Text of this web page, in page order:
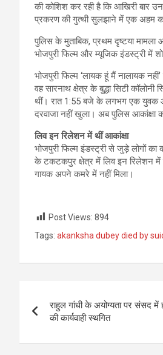
की कोशिश कर रही है कि आखिरी बार
प्रकरण की गुत्थी सुलझाने में एक अहम
पुलिस के मुताबिक, प्रथम दृष्टया मामला
भोजपुरी फिल्म और म्यूजिक इंडस्ट्री में
भोजपुरी फिल्म ‘लायक हूं मैं नालायक
वह सारनाथ क्षेत्र के बुद्धा सिटी
थीं। रात 1:55 बजे के लगभग एक युवक
दरवाजा नहीं खुला। अब पुलिस
लिव इन रिलेशन में थीं आकांक्षा
भोजपुरी फिल्म इंडस्ट्री से जुड़े लोगों का
के टकटकपुर क्षेत्र में लिव इन रिलेशन में
गायक अपने कमरे में नहीं मिला।
Post Views: 894
Tags: akanksha dubey died by
navigation
राहुल गांधी के अयोग्यता पर संसद में
की कार्यवाही स्थगित